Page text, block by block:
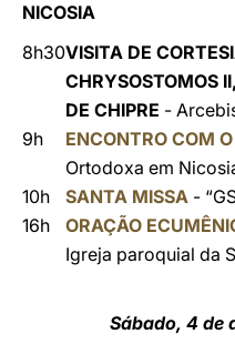
NICOSIA
8h30VISITA DE
CHRYSOSTOMOS
DE CHIPRE -
9h
ENCONTRO COM
Ortodoxa em
10h
SANTA MISSA -
16h
ORAÇÃO
Igreja paroquial da
Sábado, 4 de